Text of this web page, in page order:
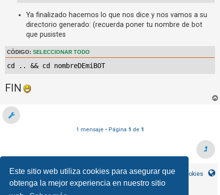
Este sitio web utiliza cookies para asegurar que
obtenga la mejor experiencia en nuestro sitio
Ya finalizado hacemos lo que nos dice y nos vamos a su
directorio generado: (recuerda poner tu nombre de bot
que pusistes
CÓDIGO: SELECCIONAR TODO
cd .. && cd nombreDEmiBOT
FIN
1 mensaje • Página 1 de 1
Inicio Índice general Borrar cookies
Contáctanos